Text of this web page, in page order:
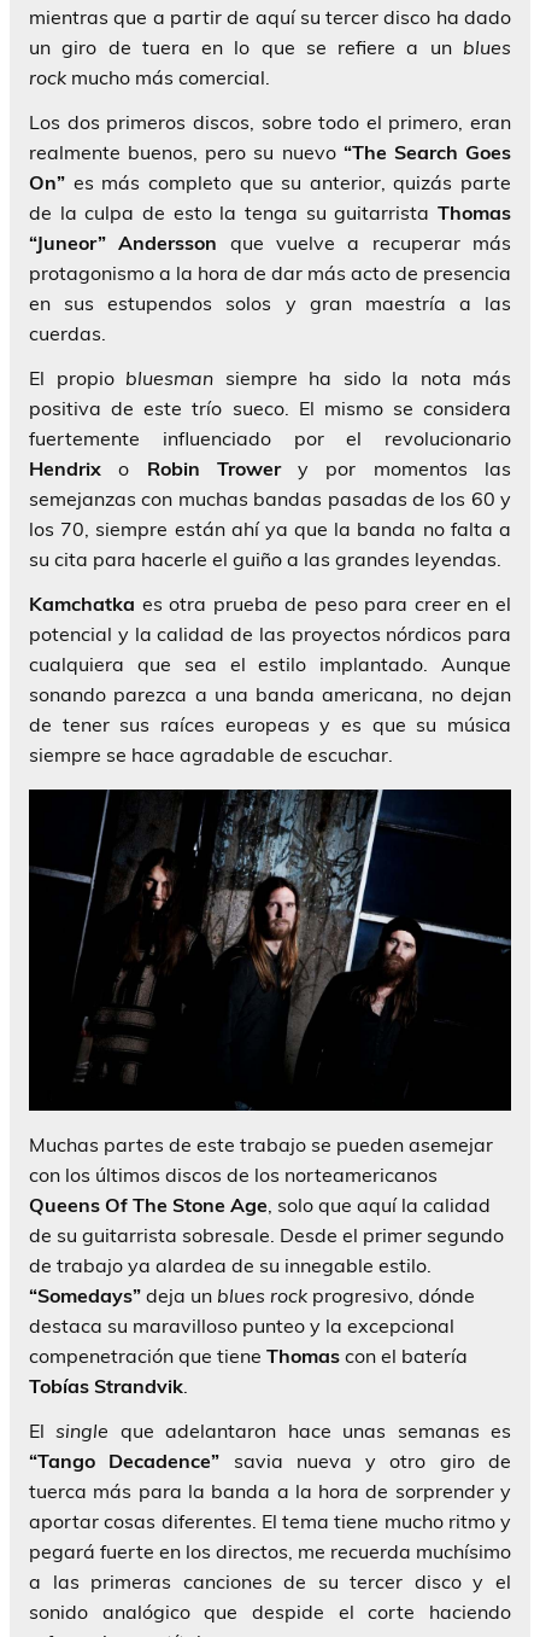
mientras que a partir de aquí su tercer disco ha dado
un giro de tuera en lo que se refiere a un blues
rock mucho más comercial.
Los dos primeros discos, sobre todo el primero, eran
realmente buenos, pero su nuevo “The Search Goes
On” es más completo que su anterior, quizás parte
de la culpa de esto la tenga su guitarrista Thomas
“Juneor” Andersson que vuelve a recuperar más
protagonismo a la hora de dar más acto de presencia
en sus estupendos solos y gran maestría a las
cuerdas.
El propio bluesman siempre ha sido la nota más
positiva de este trío sueco. El mismo se considera
fuertemente influenciado por el revolucionario
Hendrix o Robin Trowery por momentos las
semejanzas con muchas bandas pasadas de los 60 y
los 70, siempre están ahí ya que la banda no falta a
su cita para hacerle el guiño a las grandes leyendas.
Kamchatka es otra prueba de peso para creer en el
potencial y la calidad de las proyectos nórdicos para
cualquiera que sea el estilo implantado. Aunque
sonando parezca a una banda americana, no dejan
de tener sus raíces europeas y es que su música
siempre se hace agradable de escuchar.
Muchas partes de este trabajo se pueden asemejar
con los últimos discos de los norteamericanos
Queens Of The Stone Age, solo que aquí la calidad
de su guitarrista sobresale. Desde el primer segundo
de trabajo ya alardea de su innegable estilo.
“Somedays” deja un blues rock progresivo, dónde
destaca su maravilloso punteo y la excepcional
compenetración que tiene Thomas con el batería
Tobías Strandvik.
Elsingle que adelantaron hace unas semanas es
“Tango Decadence” savia nueva y otro giro de
tuerca más para la banda a la hora de sorprender y
aportar cosas diferentes. El tema tiene mucho ritmo y
pegará fuerte en los directos, me recuerda muchísimo
a las primeras canciones de su tercer disco y el
sonido analógico que despide el corte haciendo